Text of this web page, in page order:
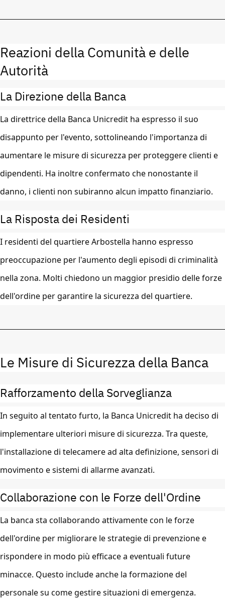
Reazioni della Comunità e delle
Autorità
La Direzione della Banca
La direttrice della Banca Unicredit ha espresso il suo
disappunto per l'evento, sottolineando l'importanza di
aumentare le misure di sicurezza per proteggere clienti e
dipendenti. Ha inoltre confermato che nonostante il
danno, i clienti non subiranno alcun impatto finanziario.
La Risposta dei Residenti
I residenti del quartiere Arbostella hanno espresso
preoccupazione per l'aumento degli episodi di criminalità
nella zona. Molti chiedono un maggior presidio delle forze
dell'ordine per garantire la sicurezza del quartiere.
Le Misure di Sicurezza della Banca
Rafforzamento della Sorveglianza
In seguito al tentato furto, la Banca Unicredit ha deciso di
implementare ulteriori misure di sicurezza. Tra queste,
l'installazione di telecamere ad alta definizione, sensori di
movimento e sistemi di allarme avanzati.
Collaborazione con le Forze dell'Ordine
La banca sta collaborando attivamente con le forze
dell'ordine per migliorare le strategie di prevenzione e
rispondere in modo più efficace a eventuali future
minacce. Questo include anche la formazione del
personale su come gestire situazioni di emergenza.